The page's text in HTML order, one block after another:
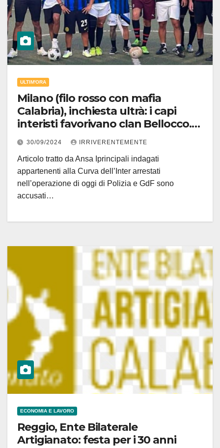
ULTIM'ORA
Milano (filo rosso con mafia
Calabria), inchiesta ultrà: i capi
interisti favorivano clan Bellocco.
Emerge da indagini che hanno
portato a 19 arresti
30/09/2024 IRRIVERENTEMENTE
Articolo tratto da Ansa Iprincipali indagati
appartenenti alla Curva dell’Inter arrestati
nell’operazione di oggi di Polizia e GdF sono
accusati…
ECONOMIA E LAVORO
Reggio, Ente Bilaterale
Artigianato: festa per i 30 anni